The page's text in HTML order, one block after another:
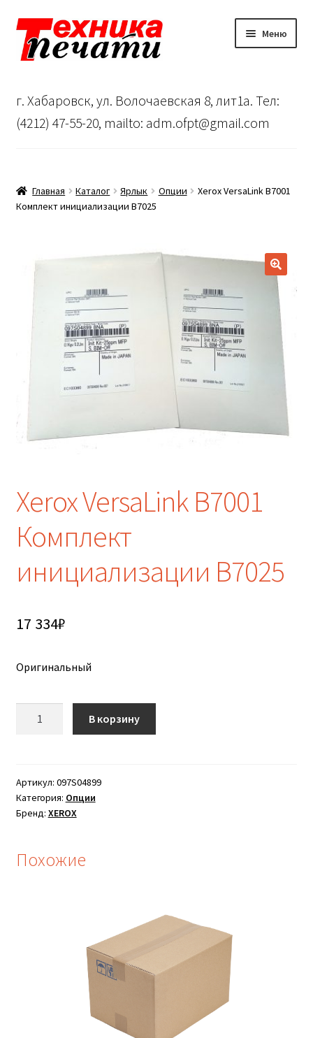
Перейти
навигации
Перейти
содержимому
Меню
Сервисный центр
…
г. Хабаровск, ул. Волочаевская 8, лит1а. Тел:
(4212) 47-55-20, mailto: adm.ofpt@gmail.com
Главная Каталог Ярлык Опции
Xerox VersaLink B7001
Комплект инициализации B7025
Xerox VersaLink B7001
Комплект
инициализации B7025
17 334₽
Оригинальный
B7001
Комплект
инициализации
В корзину
Артикул: 097S04899
Категория: Опции
Бренд: XEROX
Похожие